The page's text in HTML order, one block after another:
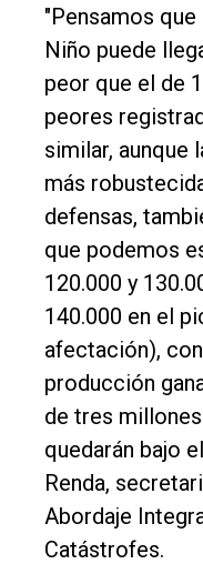
"Pensamos
Niño puede
peor que el de
peores
similar, aunque
más
defensas,
que podemos
120.000 y
140.000 en el
afectación),
producción
de tres
quedarán bajo
Renda,
Abordaje
Catástrofes.